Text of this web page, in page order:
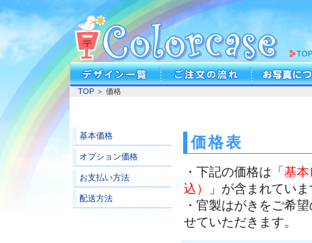
TOP
TOP ＞ 価格
基本価格
オプション価格
お支払い方法
配送方法
価格表
・下記の価格は「 基本
込）
」が含まれてい
・官製はがきをご希
せていただきます。